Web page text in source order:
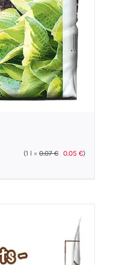
(1 l =0.07€ 0.05€)